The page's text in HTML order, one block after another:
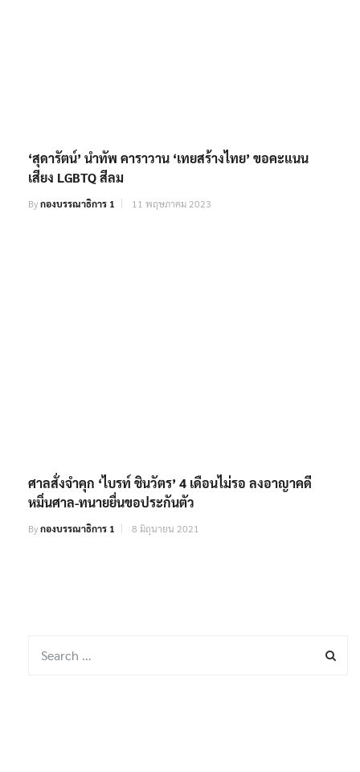
‘สุดารัตน์’ นำทัพ คาราวาน ‘เทยสร้างไทย’ ขอคะแนน
เสียง LGBTQ สีลม
Byกองบรรณาธิการ 1 11 พฤษภาคม 2023
ศาลสั่งจำคุก ‘ไบรท์ ชินวัตร’ 4 เดือนไม่รอ ลงอาญา​คดี
หมิ่นศาล-ทนายยื่นขอประกันตัว
Byกองบรรณาธิการ 1 8 มิถุนายน 2021